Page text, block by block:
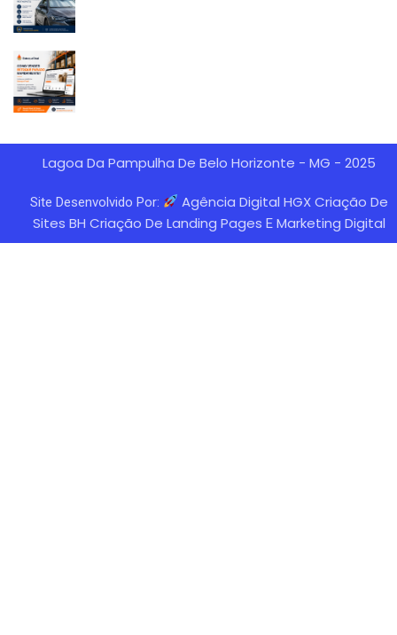
Lagoa Da Pampulha De Belo Horizonte - MG - 2025
Site Desenvolvido Por:
Agência Digital HGX Criação De
Sites BH Criação De Landing Pages E Marketing Digital